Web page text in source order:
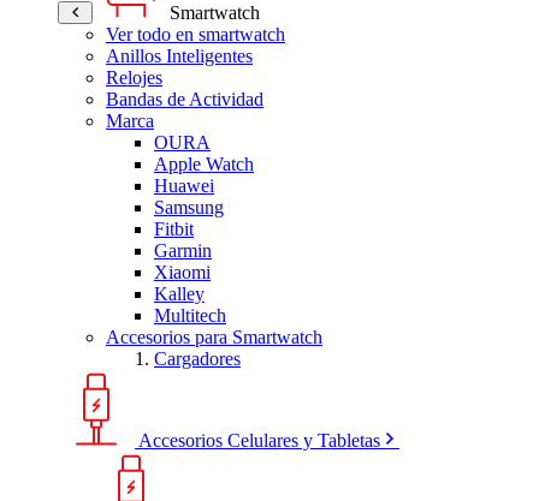
Smartwatch
Ver todo en smartwatch
Anillos Inteligentes
Relojes
Bandas de Actividad
Marca
OURA
Apple Watch
Huawei
Samsung
Fitbit
Garmin
Xiaomi
Kalley
Multitech
Accesorios para Smartwatch
Cargadores
Accesorios Celulares y Tabletas